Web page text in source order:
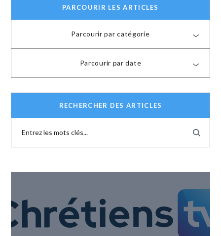
PARCOURIR LES ARTICLES
Parcourir par catégorie
Parcourir par date
RECHERCHER DES ARTICLES